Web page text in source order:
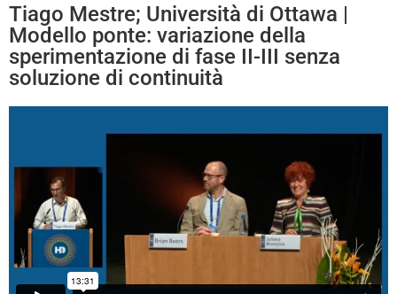
Tiago Mestre; Università di Ottawa |
Modello ponte: variazione della
sperimentazione di fase II-III senza
soluzione di continuità